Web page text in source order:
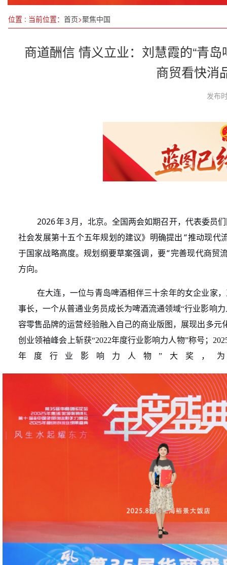
位置 : 当前位置： 首页>聚焦中国
商道酬信 情义立业：刘慧霞的“青
商贸看快消
发布
2026年3月，北京。全国两会如期召开，代表委员
社会发展第十五个五年规划的建议》明确提出 “推动现代
于国家战略高度。规划纲要草案强调，要“完善现代商贸
方向。
在大连，一位与青岛啤酒相伴三十余年的女企业家
事长，一个从普通业务员成长为啤酒流通领域“行业影响
容零售品牌的运营经验融入自己的商业版图，展现出多元
创业领袖峰会上斩获“2022年度行业影响力人物”称号；
年度行业影响力人物”大奖，